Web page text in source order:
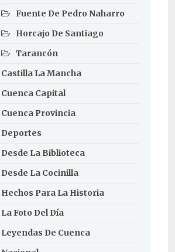
Fuente De Pedro Naharro
Horcajo De Santiago
Tarancón
Castilla La Mancha
Cuenca Capital
Cuenca Provincia
Deportes
Desde La Biblioteca
Desde La Cocinilla
Hechos Para La Historia
La Foto Del Día
Leyendas De Cuenca